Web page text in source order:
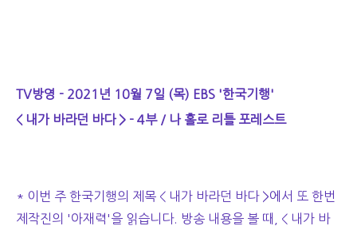
TV방영 - 2021년 10월 7일 (목) EBS '한국기행'
< 내가 바라던 바다 > - 4부 / 나 홀로 리틀 포레스트
* 이번 주 한국기행의 제목 < 내가 바라던 바다 >에서 또 한번
제작진의 '아재력'을 읽습니다. 방송 내용을 볼 때, < 내가 바